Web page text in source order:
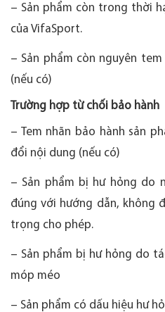
– Sản phẩm còn trong thời
của VifaSport.
– Sản phẩm còn nguyên
(nếu có)
Trường hợp từ chối bảo hành
– Tem nhãn bảo hành sản
đổi nội dung (nếu có)
– Sản phẩm bị hư hỏng do
đúng với hướng dẫn, không
trọng cho phép.
– Sản phẩm bị hư hỏng do
móp méo
– Sản phẩm có dấu hiệu hư